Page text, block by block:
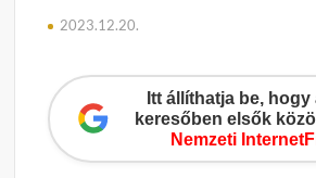
2023.12.20.
Itt állíthatja be, hogy
keresőben elsők
Nemzeti